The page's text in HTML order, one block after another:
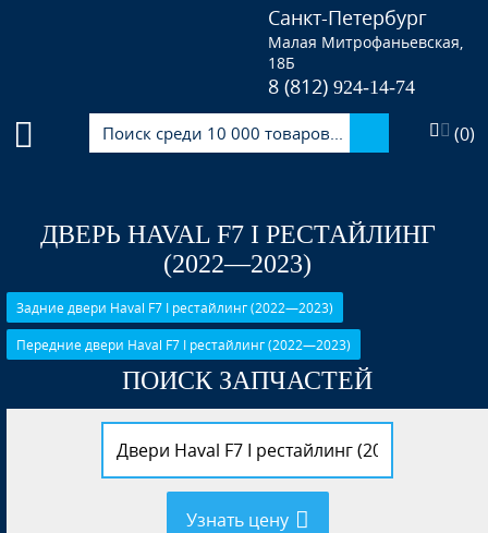
Санкт-Петербург
Малая Митрофаньевская,
18Б
8 (812)924-14-74
(0)
ДВЕРЬ HAVAL F7 I РЕСТАЙЛИНГ
(2022—2023)
Задние двери Haval F7 I рестайлинг (2022—2023)
Передние двери Haval F7 I рестайлинг (2022—2023)
ПОИСК ЗАПЧАСТЕЙ
Узнать цену